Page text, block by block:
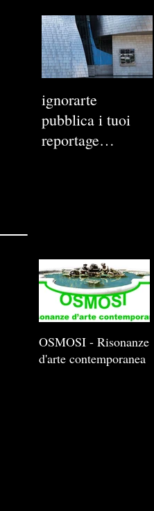
ignorarte
pubblica i tuoi
reportage
OSMOSI - Risonanze
d'arte contemporanea